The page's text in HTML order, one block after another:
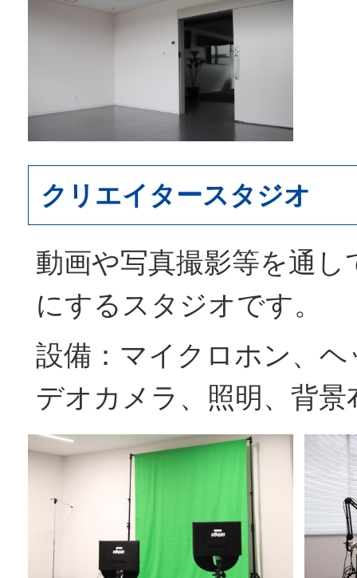
クリエイタースタジオ
動画や写真撮影等を通
にするスタジオです。
設備：マイクロホン、
デオカメラ、照明、背景